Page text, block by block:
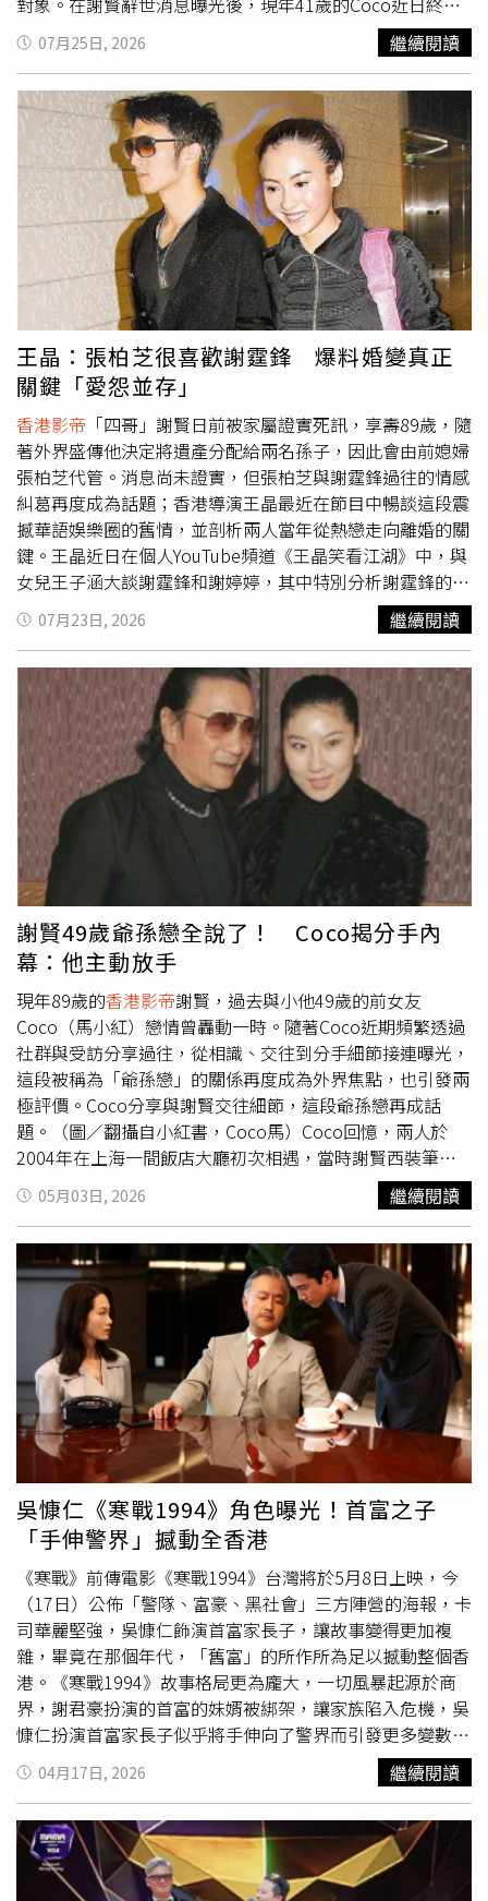
首度開直播，穿著一身黑的她神情難掩悲傷與落寞，她回憶
兩人最後一次見面是在2018年底，當時因好友造訪香港而
共同聚餐，不料飯後的道別竟成了此生的永別；Coco也感
性表示，「分手的時候，我心裡其實特別難過，分開之後一
晃就是這麼多年，我們再也沒能相見」。過去傳聞謝賢與
Coco是在夜店認識，但她特地闢謠表示，他們是透過朋友
牽線於上海的咖啡廳認識。關於謝賢這個人，Coco大讚他
私下溫暖細心且極具紳士風範，不僅教導她投資理財，甚至
在遇到經濟困難時賣掉名車相助，體貼入微的照顧讓她至今
銘感於心。談及這段跨越年齡藩籬的感情為何走入歷史，
Coco坦言起因於一次行山活動，當時謝賢在登山過程中體
力透支，深刻意識到自己日漸衰老的身體機能與年輕的
Coco存在無法跨越的差距，因不願耽誤女方的未來與青
春，才主動選擇放手、減少聯繫。面對這份體貼，Coco雖
然極度不捨，最終仍選擇尊重對方的決定，兩人最終以一個
深情的擁抱，為這段長達12年的深厚情誼畫下句點。不過，
Coco與謝賢這段刻骨銘心的經歷，也對她後來的感情生活
帶來深遠影響；她直言謝賢在自己生命中扮演著「如父、如
兄、如友」的多重角色，給予了極致的寵愛，導致她分手後
在擇偶時常陷入尋找相同對象的困境，事後才發現這幾乎是
無法複製的條件。
07月25日, 2026 繼續閱讀
王晶：張柏芝很喜歡謝霆鋒 爆料婚變真正
關鍵「愛怨並存」
香港影帝 「四哥」謝賢日前被家屬證實死訊，享壽89歲，隨
著外界盛傳他決定將遺產分配給兩名孫子，因此會由前媳婦
張柏芝代管。消息尚未證實，但張柏芝與謝霆鋒過往的情感
糾葛再度成為話題；香港導演王晶最近在節目中暢談這段震
撼華語娛樂圈的舊情，並剖析兩人當年從熱戀走向離婚的關
鍵。王晶近日在個人YouTube頻道《王晶笑看江湖》中，與
女兒王子涵大談謝霆鋒和謝婷婷，其中特別分析謝霆鋒的感
情生活。謝霆鋒剛出道時，因為是謝賢兒子的關係，一舉一
動被放大關注，除了演藝表現，感情生活同樣受矚目；最轟
動的莫過於2000年與天后王菲公開的「世紀牽手」，揭開
相差11歲姐弟戀的序幕。但當時王菲與謝霆鋒這段戀情未能
修成正果，王菲後來與大陸男星李亞鵬結婚，生下一女，多
年後才傳出離婚的消息。而當年王菲結婚後，謝霆鋒則因工
作關係與張柏芝相識相戀，並於2006年在菲律賓度假村精
心策劃求婚，瞞著家人浪漫完婚，婚後兩人育有兩子。曾與
兩人多次合作的導演王晶指出，張柏芝當年很喜歡謝霆鋒，
但兩人的性格其實不太合。王晶透露，張柏芝本身相當有母
愛，在劇組對童星照料有加，甚至天天親自下廚給小朋友
吃；然而，張柏芝在婚姻後期情緒波動極大，經常在拍攝現
場一邊下廚、一邊向旁人抱怨對謝霆鋒的不滿。隨著夫妻間
累積的摩擦與怨言日漸加深，兩人婚姻最終在2011年劃下
句點。王晶回憶，當時拍戲需要尋找飾演劇中丈夫的客串演
員，因兩人關係緊張，他甚至不敢邀請謝霆鋒演出，最後只
能緊急請來鄭伊健救場。儘管個性極度不合導致分道揚鑣，
王晶也坦言，張柏芝與謝霆鋒之間確實存在著極為強烈的相
互吸引力。王晶的女兒王子涵也分享私下曾聽謝霆鋒透露，
因長年拍攝高難度武打戲的關係，身上全是傷，因此未來恐
需拄拐杖走路。王晶又加碼爆料，雖然張柏芝對當時還是丈
夫的謝霆鋒很多抱怨，但晚上等到謝霆鋒睡著，她仍會默默
為他塗抹藥膏。
07月23日, 2026 繼續閱讀
謝賢49歲爺孫戀全說了！ Coco揭分手內
幕：他主動放手
現年89歲的香港影帝謝賢，過去與小他49歲的前女友
Coco（馬小紅）戀情曾轟動一時。隨著Coco近期頻繁透過
社群與受訪分享過往，從相識、交往到分手細節接連曝光，
這段被稱為「爺孫戀」的關係再度成為外界焦點，也引發兩
極評價。Coco分享與謝賢交往細節，這段爺孫戀再成話
題。（圖／翻攝自小紅書，Coco馬）Coco回憶，兩人於
2004年在上海一間飯店大廳初次相遇，當時謝賢西裝筆
挺、手持雪茄的形象讓她印象深刻，直言一見面就被氣場吸
引。隔日男方主動邀約用餐，她笑稱自己當時刻意「欲擒故
縱」，表面推辭，實際上已準備赴約。用餐後兩人前往機
場，在寒冷天氣中，謝賢主動敞開外套讓她把手伸進取暖，
讓她感受到對方心跳與溫度，認定彼此是一見鍾情。隨著關
係升溫，謝賢展開積極追求。Coco透露，對方曾準備名牌
禮服邀她出席活動，並附上字條表示珠寶為向女兒謝婷婷借
用、需歸還，語氣帶有幽默感。此外，她也提到當年心中的
偶像其實是方中信，謝賢甚至曾在與對方打球時半開玩笑比
較誰較帥，展現自信一面。Coco重提與謝賢相識與分手過
程，外界評價兩極。（圖／翻攝自小紅書，Coco馬）兩人
戀情維持約12年，期間多次公開同框，儘管因年齡差距備受
關注，但關係仍持續發展。謝賢除日常照顧外，也曾資助
Coco赴英國進修。外界一度盛傳分手時涉及約2000萬港幣
補償，但Coco對此未正面證實。針對分手原因，Coco首度
鬆口表示，兩人並非因爭執分開，而是隨著時間推移，謝賢
逐漸意識到彼此年齡與身體狀況差距。她回憶，某次一同爬
山時，對方開始勸她多外出發展事業，不要長時間待在香
港，「他是很想成就我要做的事業」，讓她逐漸感受到對方
希望她擁有新的生活。2018年底，Coco在長時間未回香港
後前往探望謝賢，兩人最後一次見面時相擁道別。她轉述謝
賢當時表示，未來若遇到合適對象，一定要帶來給他看看，
並強調不希望她受到傷害。這段對話也被視為兩人正式告別
的象徵。Coco坦言，當時已明白這段感情走到終點，之後
雙方僅透過電話聯繫，未再見面。她表示，這段關係從愛情
轉化為親情，「十幾年沒有愧對彼此」，但仍曾為此獨自落
淚。此外，Coco也表示，雖然戀情備受關注，但自己更看
重兩人之間的情感連結。隨著她多次公開談論舊情，網友評
05月03日, 2026 繼續閱讀
吳慷仁《寒戰1994》角色曝光！首富之子
「手伸警界」撼動全香港
《寒戰》前傳電影《寒戰1994》台灣將於5月8日上映，今
（17日）公佈「警隊、富豪、黑社會」三方陣營的海報，卡
司華麗堅強，吳慷仁飾演首富家長子，讓故事變得更加複
雜，畢竟在那個年代，「舊富」的所作所為足以撼動整個香
港。《寒戰1994》故事格局更為龐大，一切風暴起源於商
界，謝君豪扮演的首富的妹婿被綁架，讓家族陷入危機，吳
慷仁扮演首富家長子似乎將手伸向了警界而引發更多變數。
而金馬影帝陳以文、
鄭則仕等人演出當時影響力極
大的四大富豪，和潘家一起在商場利益與黑白兩道之間權衡
算計，以資本操控大局！導演梁樂民特別指出，潘家是代表
香港社會中一個獨特的「舊富」階級，「從香港開埠的140
年來都一直非常富有的階層，做的事情可能影響整個香
港。」《寒戰1994》劉俊謙、吳彥祖展開宿命對決。（圖
04月17日, 2026 繼續閱讀